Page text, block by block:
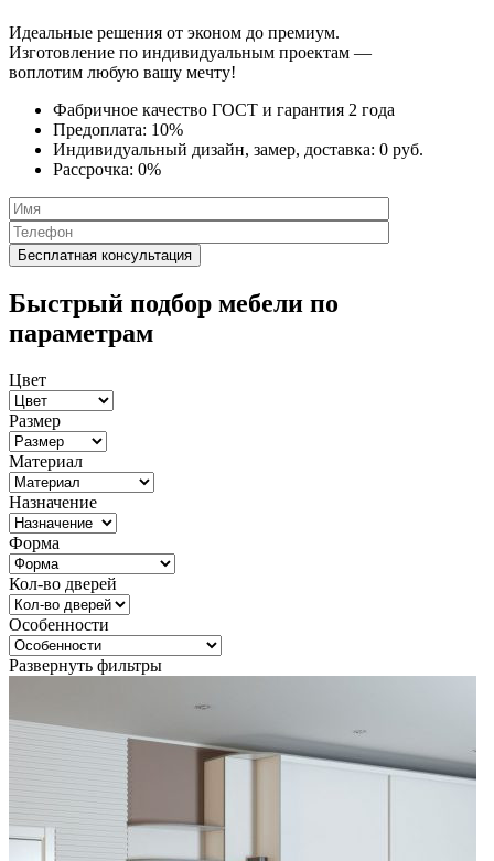
Идеальные решения от эконом до премиум.
Изготовление по индивидуальным проектам —
воплотим любую вашу мечту!
Фабричное качество ГОСТ и гарантия 2 года
Предоплата: 10%
Индивидуальный дизайн, замер, доставка: 0 руб.
Рассрочка: 0%
Быстрый подбор мебели по
параметрам
Цвет
Размер
Материал
Назначение
Форма
Кол-во дверей
Особенности
Развернуть фильтры